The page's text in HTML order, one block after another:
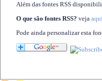
Além das fontes RSS
O que são fontes RSS? veja aqui
Pode ainda personalizar esta